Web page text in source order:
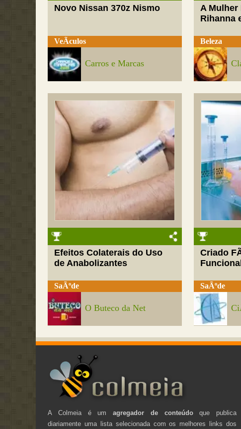
Novo Nissan 370z Nismo
VeÃ­culos
Carros e Marcas
A Mulher
Rihanna
Beleza
Efeitos Colaterais do Uso
de Anabolizantes
SaÃºde
O Buteco da Net
Criado
SaÃºde
A Colmeia é umagregador de conteúdoque publica
diariamente uma lista selecionada com os melhores links dos